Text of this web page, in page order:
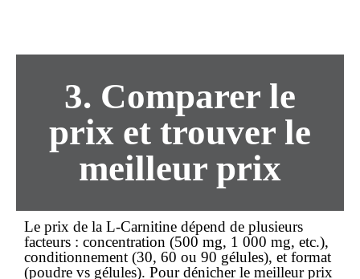
3. Comparer le
prix et trouver le
meilleur prix
Le prix de la L-Carnitine dépend de plusieurs
facteurs : concentration (500 mg, 1 000 mg, etc.),
conditionnement (30, 60 ou 90 gélules), et format
(poudre vs gélules). Pour dénicher le meilleur prix